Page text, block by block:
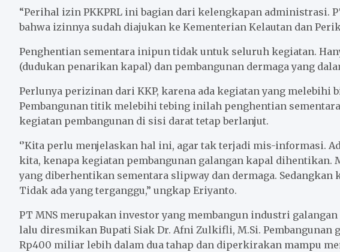
“Perihal izin PKKPRL ini bagian dari kelengkapan administrasi.
bahwa izinnya sudah diajukan ke Kementerian Kelautan dan
Penghentian sementara inipun tidak untuk seluruh kegiatan.
(dudukan penarikan kapal) dan pembangunan dermaga yang
Perlunya perizinan dari KKP, karena ada kegiatan yang melebihi
Pembangunan titik melebihi tebing inilah penghentian sementara
kegiatan pembangunan di sisi darat tetap berlanjut.
‘’Kita perlu menjelaskan hal ini, agar tak terjadi mis-informasi.
kita, kenapa kegiatan pembangunan galangan kapal dihentikan.
yang diberhentikan sementara slipway dan dermaga.
Tidak ada yang terganggu,” ungkap Eriyanto.
PT MNS merupakan investor yang membangun industri
lalu diresmikan Bupati Siak Dr. Afni Zulkifli, M.Si. Pembangunan
Rp400 miliar lebih dalam dua tahap dan diperkirakan mampu